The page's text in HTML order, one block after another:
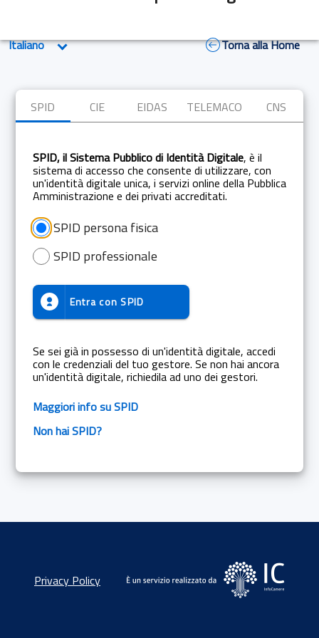
Torna alla Home
SPID CIE EIDAS TELEMACO CNS
SPID, il Sistema Pubblico di Identità Digitale, è il
sistema di accesso che consente di utilizzare, con
un'identità digitale unica, i servizi online della Pubblica
Amministrazione e dei privati accreditati.
SPID persona fisica
SPID professionale
Entra con SPID
Se sei già in possesso di un'identità digitale, accedi
con le credenziali del tuo gestore. Se non hai ancora
un'identità digitale, richiedila ad uno dei gestori.
Maggiori info su SPID
Non hai SPID?
Privacy Policy